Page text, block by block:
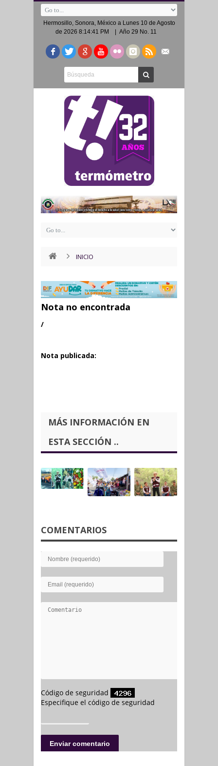
Hermosillo, Sonora, México a Lunes 10 de Agosto
de 2026 8:14:41 PM
| Año 29 No. 11
INICIO
Nota no encontrada
/
Nota publicada:
MÁS INFORMACIÓN EN
ESTA SECCIÓN ..
COMENTARIOS